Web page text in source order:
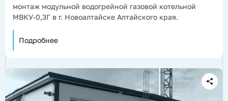
монтаж модульной водогрейной газовой котельной
МВКУ-0,3Г в г. Новоалтайске Алтайского края.
Подробнее